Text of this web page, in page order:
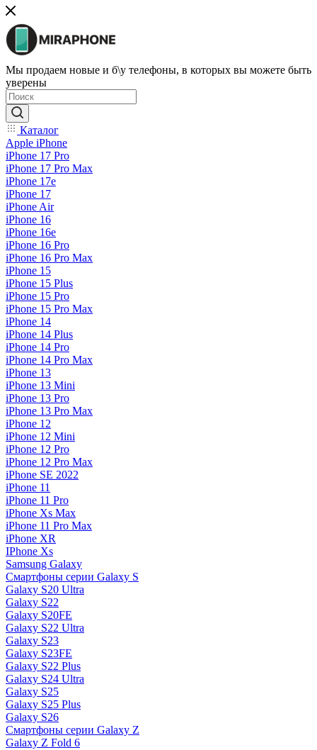
Мы продаем новые и б\у телефоны, в которых вы можете быть
уверены
Каталог
Apple iPhone
iPhone 17 Pro
iPhone 17 Pro Max
iPhone 17e
iPhone 17
iPhone Air
iPhone 16
iPhone 16e
iPhone 16 Pro
iPhone 16 Pro Max
iPhone 15
iPhone 15 Plus
iPhone 15 Pro
iPhone 15 Pro Max
iPhone 14
iPhone 14 Plus
iPhone 14 Pro
iPhone 14 Pro Max
iPhone 13
iPhone 13 Mini
iPhone 13 Pro
iPhone 13 Pro Max
iPhone 12
iPhone 12 Mini
iPhone 12 Pro
iPhone 12 Pro Max
iPhone SE 2022
iPhone 11
iPhone 11 Pro
iPhone Xs Max
iPhone 11 Pro Max
iPhone XR
IPhone Xs
Samsung Galaxy
Смартфоны серии Galaxy S
Galaxy S20 Ultra
Galaxy S22
Galaxy S20FE
Galaxy S22 Ultra
Galaxy S23
Galaxy S23FE
Galaxy S22 Plus
Galaxy S24 Ultra
Galaxy S25
Galaxy S25 Plus
Galaxy S26
Смартфоны серии Galaxy Z
Galaxy Z Fold 6